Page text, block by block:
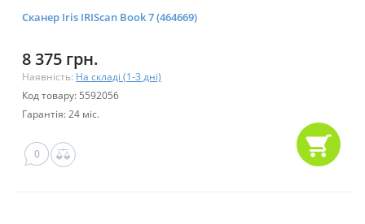
Сканер Iris IRIScan Book 7 (464669)
8 375 грн.
Наявність: На складі (1-3 дні)
Код товару: 5592056
Гарантія: 24 міс.
0